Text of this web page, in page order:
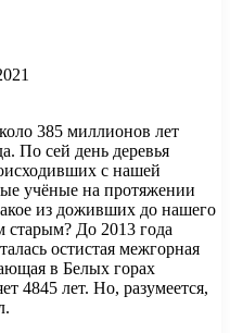
385 миллионов лет
По сей день деревья
с нашей
учёные на протяжении
из доживших до нашего
старым? До 2013 года
остистая межгорная
в Белых горах
4845 лет. Но, разумеется,